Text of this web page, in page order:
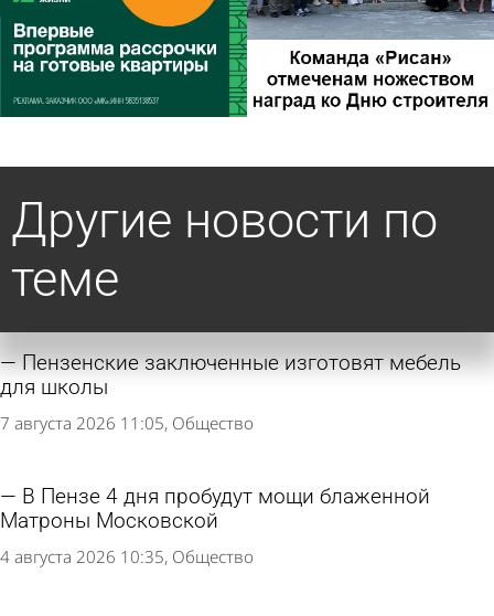
Другие новости по
теме
Пензенские заключенные изготовят мебель
для школы
7 августа 2026 11:05 Общество
В Пензе 4 дня пробудут мощи блаженной
Матроны Московской
4 августа 2026 10:35 Общество